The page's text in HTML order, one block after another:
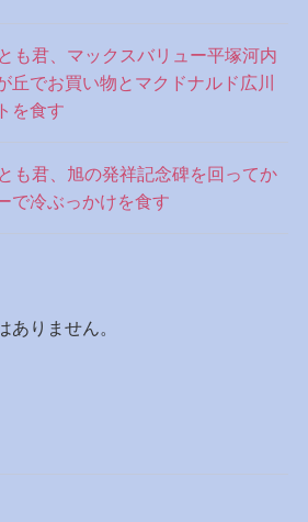
も君、マックスバリュー平塚河内
丘でお買い物とマクドナルド広川
を食す
も君、旭の発祥記念碑を回ってか
で冷ぶっかけを食す
ありません。